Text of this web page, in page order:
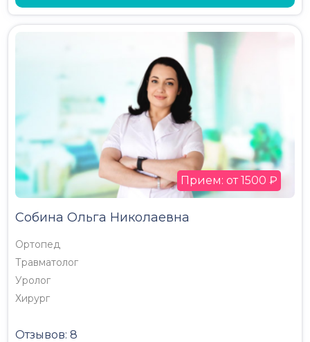
Собина Ольга Николаевна
Ортопед
Травматолог
Уролог
Хирург
Отзывов: 8
Прием: от 1500 ₽